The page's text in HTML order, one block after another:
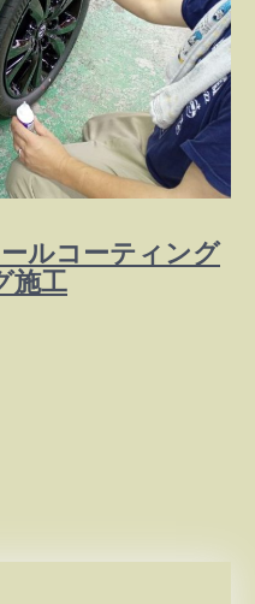
ルコーティング
施工